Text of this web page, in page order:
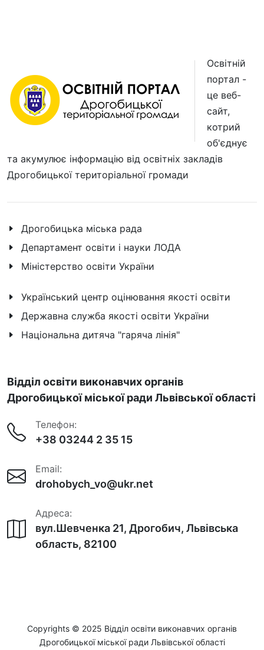
Освітній
портал -
це веб-
сайт,
котрий
об'єднує
та акумулює інформацію від освітніх закладів
Дрогобицької територіальної громади
Дрогобицька міська рада
Департамент освіти і науки ЛОДА
Міністерство освіти України
Український центр оцінювання якості освіти
Державна служба якості освіти України
Національна дитяча "гаряча лінія"
Відділ освіти виконавчих органів
Дрогобицької міської ради Львівської області
Телефон:
+38 03244 2 35 15
Email:
drohobych_vo@ukr.net
Адреса:
вул.Шевченка 21, Дрогобич, Львівська
область, 82100
Copyrights © 2025 Відділ освіти виконавчих органів
Дрогобицької міської ради Львівської області